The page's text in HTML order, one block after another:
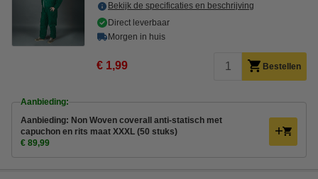
Bekijk de specificaties en beschrijving
Direct leverbaar
Morgen in huis
€ 1,99 Bestellen
Aanbieding:
Aanbieding: Non Woven coverall anti-statisch met
capuchon en rits maat XXXL (50 stuks)
€ 89,99